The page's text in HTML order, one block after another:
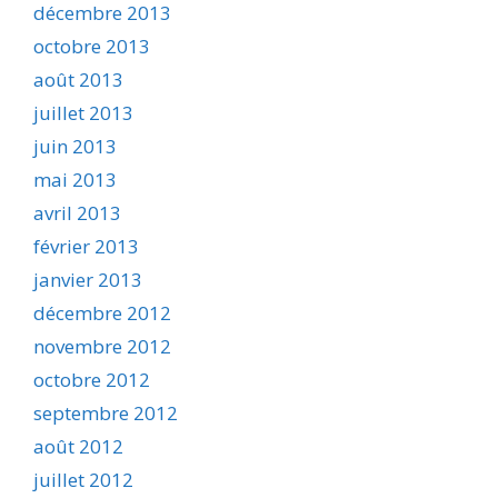
décembre 2013
octobre 2013
août 2013
juillet 2013
juin 2013
mai 2013
avril 2013
février 2013
janvier 2013
décembre 2012
novembre 2012
octobre 2012
septembre 2012
août 2012
juillet 2012